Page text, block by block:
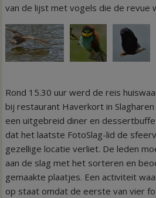
van de lijst met vogels die de revue
Rond 15.30 uur werd de reis
bij restaurant Haverkort in
een uitgebreid diner en
dat het laatste FotoSlag-lid de
gezellige locatie verliet. De leden
aan de slag met het sorteren en
gemaakte plaatjes. Een activiteit
op staat omdat de eerste van vier